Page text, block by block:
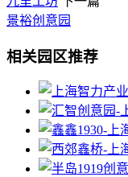
景裕创意园
相关园区推荐